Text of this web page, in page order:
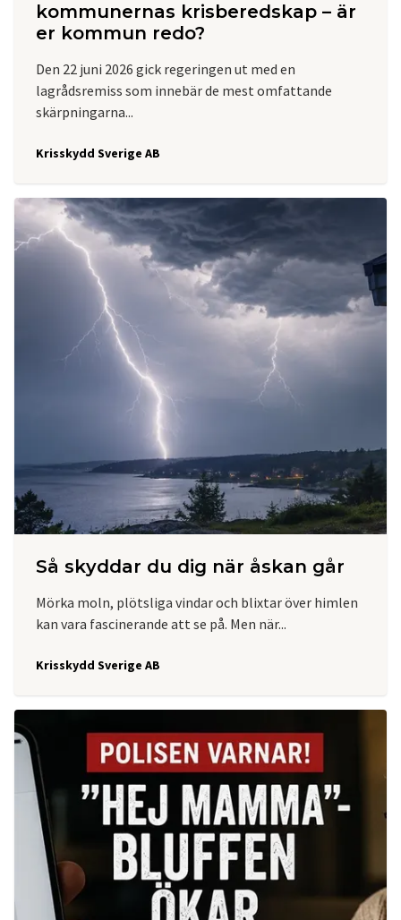
kommunernas krisberedskap – är
er kommun redo?
Den 22 juni 2026 gick regeringen ut med en
lagrådsremiss som innebär de mest omfattande
skärpningarna...
Krisskydd Sverige AB
Så skyddar du dig när åskan går
Mörka moln, plötsliga vindar och blixtar över himlen
kan vara fascinerande att se på. Men när...
Krisskydd Sverige AB